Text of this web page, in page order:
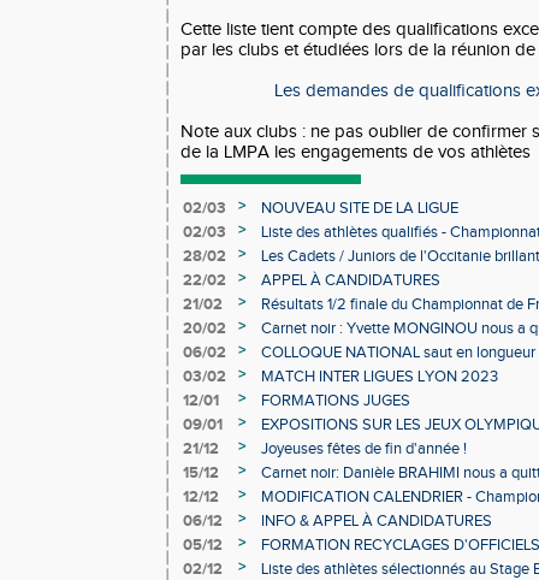
Cette liste tient compte des qualifications
par les clubs et étudiées lors de la réunion
Les demandes de qualifications
Note aux clubs : ne pas oublier de confirmer
de la LMPA les engagements de vos athlètes
02/03 >
NOUVEAU SITE DE LA LIGUE
02/03
>
Liste des athlètes qualifiés -
Individuels en salle
28/02 >
Les Cadets / Juniors de l'Occitanie
22/02
>
APPEL À CANDIDATURES
21/02
>
Résultats 1/2 finale du Championnat de
20/02
>
Carnet noir : Yvette MONGINOU nous a
06/02
>
COLLOQUE NATIONAL saut en
03/02
>
MATCH INTER LIGUES LYON 2023
12/01
>
FORMATIONS JUGES
09/01
>
EXPOSITIONS SUR LES JEUX
21/12
>
Joyeuses fêtes de fin d'année !
15/12
>
Carnet noir: Danièle BRAHIMI nous a
12/12
>
MODIFICATION CALENDRIER -
06/12
>
INFO & APPEL À CANDIDATURES
05/12
>
FORMATION RECYCLAGES D'OFFICIELS
02/12
>
Liste des athlètes sélectionnés au Stage